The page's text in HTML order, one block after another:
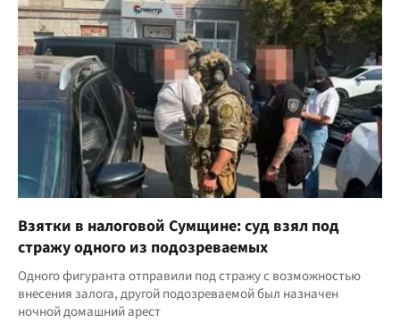
Взятки в налоговой Сумщине: суд взял под
стражу одного из подозреваемых
Одного фигуранта отправили под стражу с возможностью
внесения залога, другой подозреваемой был назначен
ночной домашний арест